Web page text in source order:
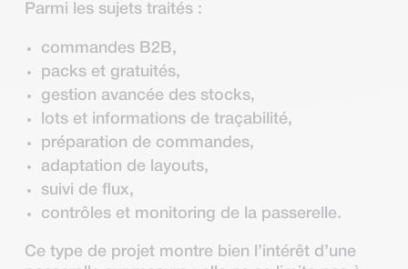
Parmi les sujets traités :
commandes B2B,
packs et gratuités,
gestion avancée des stocks,
lots et informations de traçabilité,
préparation de commandes,
adaptation de layouts,
suivi de flux,
contrôles et monitoring de la passerelle.
Ce type de projet montre bien l’intérêt d’une